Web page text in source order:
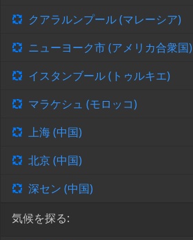
クアラルンプール (マレーシア)
ニューヨーク市 (アメリカ合衆国)
イスタンブール (トゥルキエ)
マラケシュ (モロッコ)
上海 (中国)
北京 (中国)
深セン (中国)
気候を探る: